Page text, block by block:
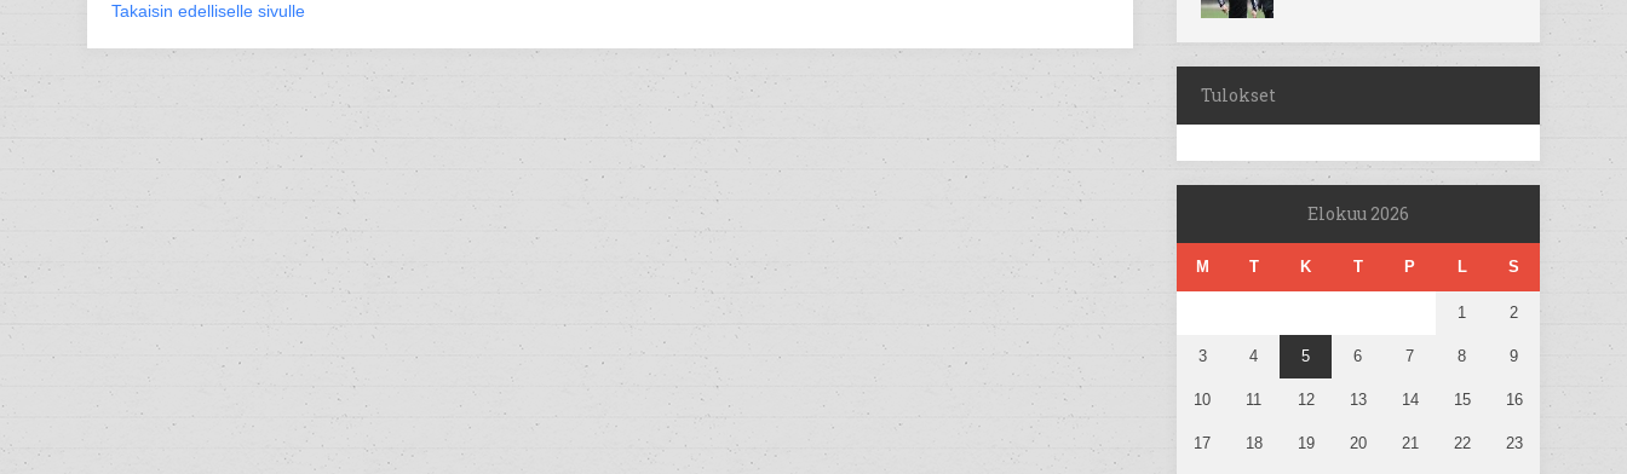
Takaisin edelliselle sivulle
Tulokset
Elokuu 2026
M T K T P L S
1 2
3 4 5 6 7 8 9
10 11 12 13 14 15 16
17 18 19 20 21 22 23